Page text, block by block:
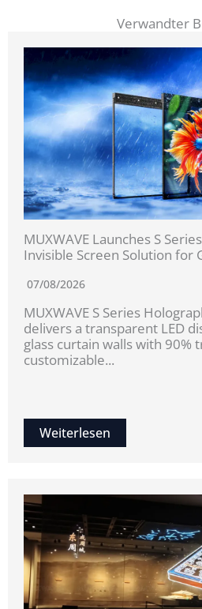
Verwandter
MUXWAVE Launches S
Invisible Screen Solution for
07/08/2026
MUXWAVE S Series
delivers a transparent LED
glass curtain walls with 90%
customizable...
Weiterlesen